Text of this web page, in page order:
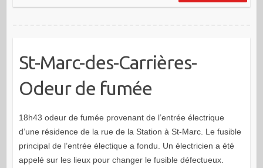
St-Marc-des-Carrières-
Odeur de fumée
18h43 odeur de fumée provenant de l’entrée électrique
d’une résidence de la rue de la Station à St-Marc. Le fusible
principal de l’entrée électique a fondu. Un électricien a été
appelé sur les lieux pour changer le fusible défectueux.